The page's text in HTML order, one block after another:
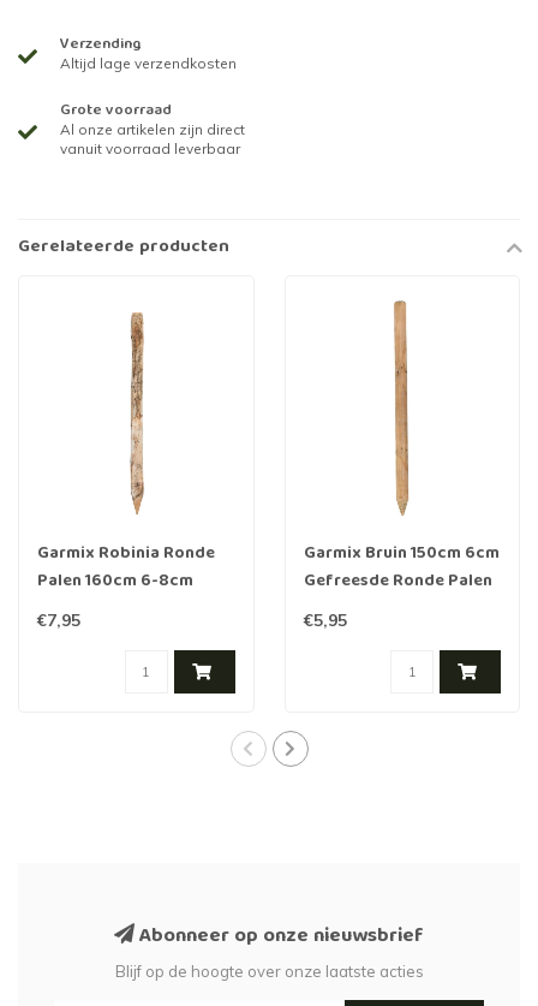
Verzending
Altijd lage verzendkosten
Grote voorraad
Al onze artikelen zijn direct
vanuit voorraad leverbaar
Gerelateerde producten
Garmix Robinia Ronde
Palen 160cm 6-8cm
€7,95
Garmix Bruin 150cm 6cm
Gefreesde Ronde Palen
Hout geïmpregneerd
€5,95
Abonneer op onze nieuwsbrief
Blijf op de hoogte over onze laatste acties